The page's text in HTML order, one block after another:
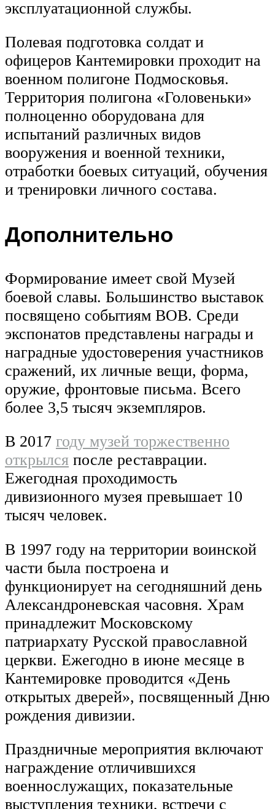
эксплуатационной службы.
Полевая подготовка солдат и
офицеров Кантемировки проходит на
военном полигоне Подмосковья.
Территория полигона «Головеньки»
полноценно оборудована для
испытаний различных видов
вооружения и военной техники,
отработки боевых ситуаций, обучения
и тренировки личного состава.
Дополнительно
Формирование имеет свой Музей
боевой славы. Большинство выставок
посвящено событиям ВОВ. Среди
экспонатов представлены награды и
наградные удостоверения участников
сражений, их личные вещи, форма,
оружие, фронтовые письма. Всего
более 3,5 тысяч экземпляров.
В 2017 году музей торжественно
открылся после реставрации.
Ежегодная проходимость
дивизионного музея превышает 10
тысяч человек.
В 1997 году на территории воинской
части была построена и
функционирует на сегодняшний день
Александроневская часовня. Храм
принадлежит Московскому
патриархату Русской православной
церкви. Ежегодно в июне месяце в
Кантемировке проводится «День
открытых дверей», посвященный Дню
рождения дивизии.
Праздничные мероприятия включают
награждение отличившихся
военнослужащих, показательные
выступления техники, встречи с